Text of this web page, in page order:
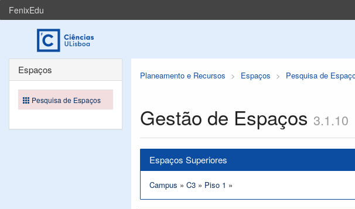
FenixEdu
Planeamento e Recursos Espaços Pesquisa de
Gestão de Espaços 3.1.10
Espaços Superiores
Campus » C3 » Piso 1 »
Espaços
Pesquisa de Espaços